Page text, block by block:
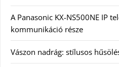
A Panasonic KX-NS500NE IP
kommunikáció része
Vászon nadrág: stílusos